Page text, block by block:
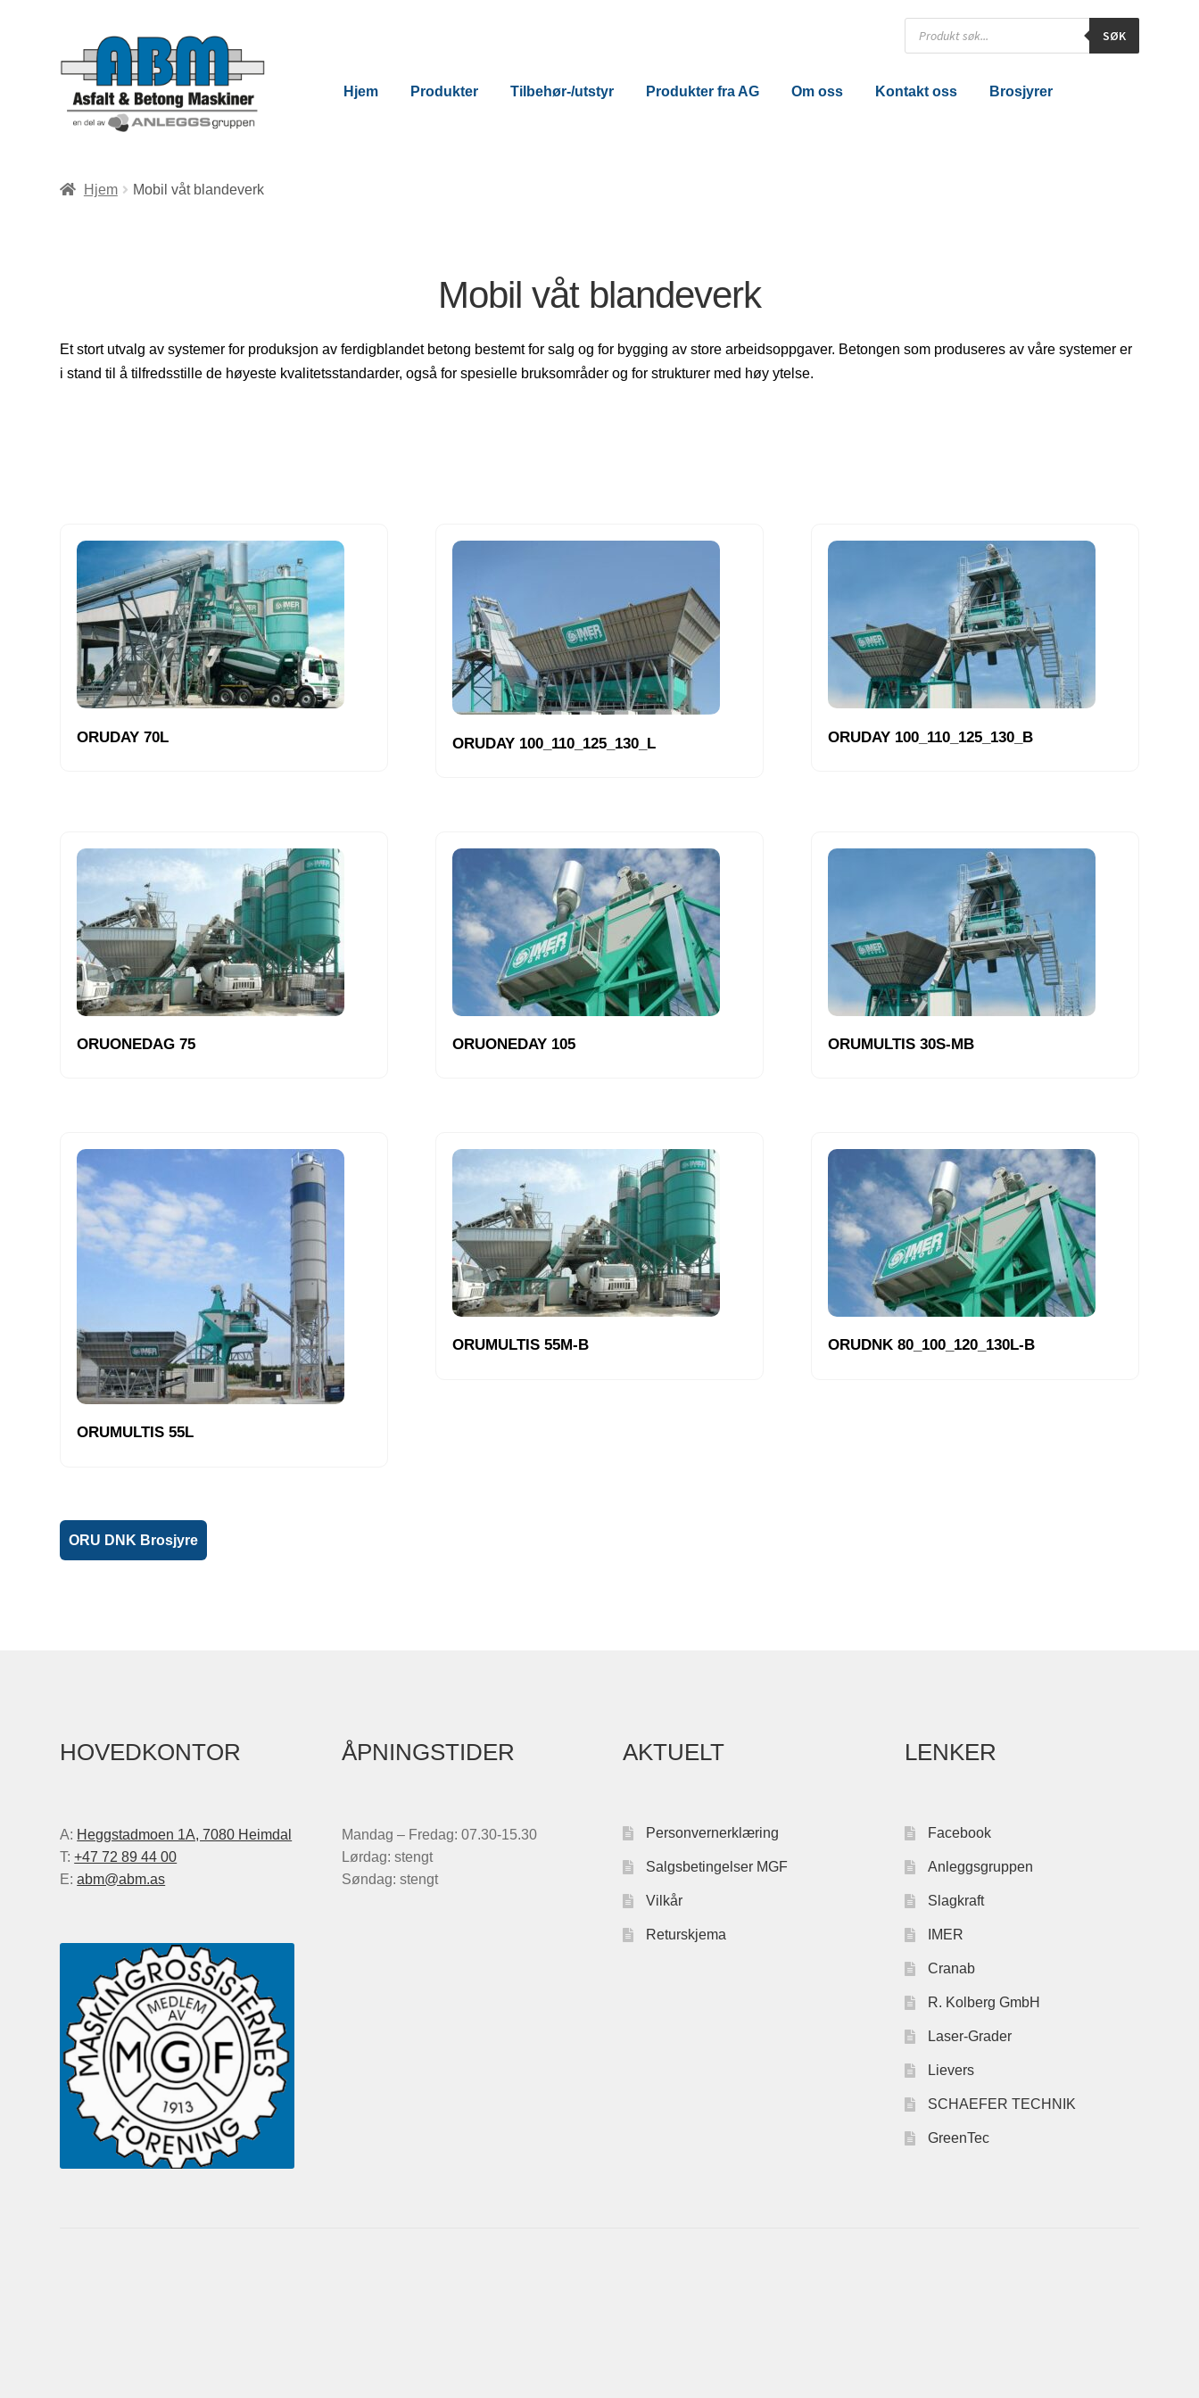
Products
search
SØK
Hjem Produkter Tilbehør-/utstyr Produkter fra AG Om oss Kontakt oss Brosjyrer
Hjem Mobil våt blandeverk
Mobil våt blandeverk
Et stort utvalg av systemer for produksjon av ferdigblandet betong bestemt for salg og for bygging av store arbeidsoppgaver. Betongen som produseres av våre systemer er
i stand til å tilfredsstille de høyeste kvalitetsstandarder, også for spesielle bruksområder og for strukturer med høy ytelse.
ORUDAY 70L ORUDAY 100_110_125_130_L ORUDAY 100_110_125_130_B
ORUONEDAG 75 ORUONEDAY 105 ORUMULTIS 30S-MB
ORUMULTIS 55L
ORUMULTIS 55M-B ORUDNK 80_100_120_130L-B
ORU DNK Brosjyre
HOVEDKONTOR
A: Heggstadmoen 1A, 7080 Heimdal
T:+47 72 89 44 00
E:abm@abm.as
ÅPNINGSTIDER
Mandag – Fredag: 07.30-15.30
Lørdag: stengt
Søndag: stengt
AKTUELT
Personvernerklæring
Salgsbetingelser MGF
Vilkår
Returskjema
LENKER
Facebook
Anleggsgruppen
Slagkraft
IMER
Cranab
R. Kolberg GmbH
Laser-Grader
Lievers
SCHAEFER TECHNIK
GreenTec